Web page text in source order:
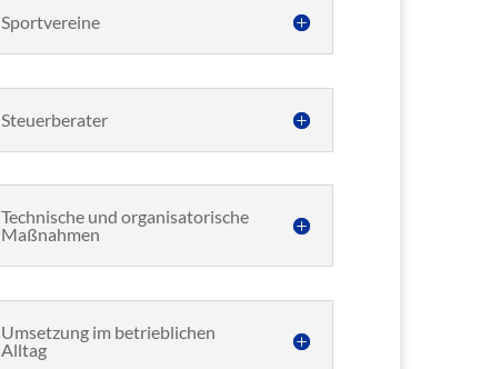
Sportvereine
Steuerberater
Technische und organisatorische
Maßnahmen
Umsetzung im betrieblichen
Alltag